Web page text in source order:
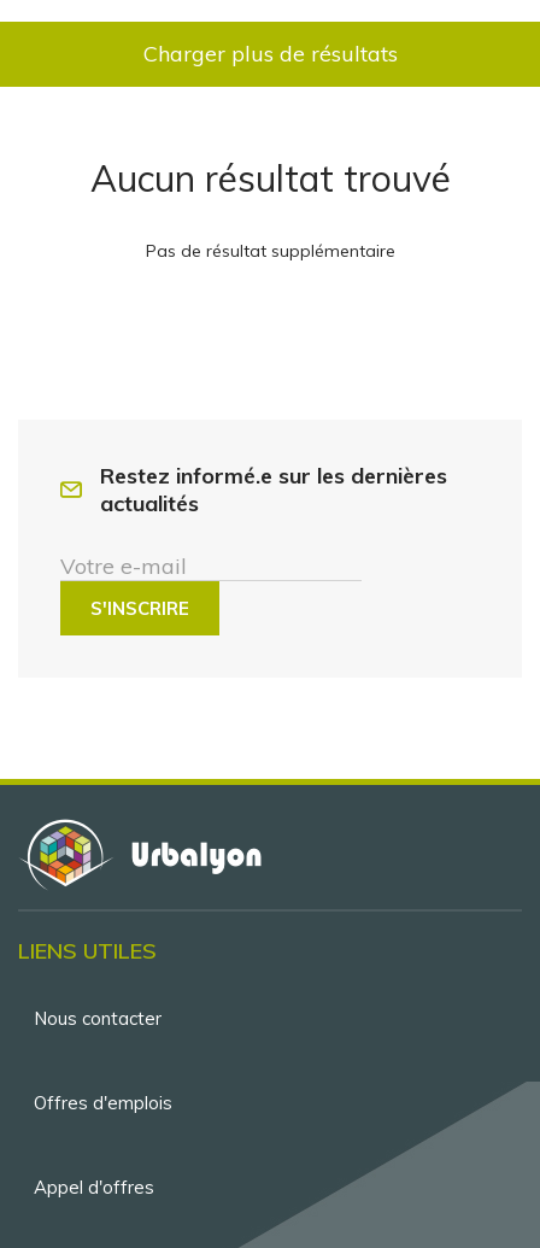
Charger plus de résultats
Aucun résultat trouvé
Pas de résultat supplémentaire
Restez informé.e sur les dernières
actualités
Votre e-mail
LIENS UTILES
Menu
de
Nous contacter
Offres d'emplois
Appel d'offres